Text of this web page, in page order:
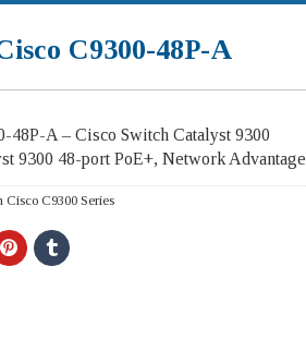
C9300-48P-A
48P-A – Cisco Switch Catalyst 9300
9300 48-port PoE+, Network Advantage
Cisco C9300 Series